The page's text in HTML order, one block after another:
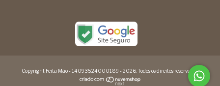
Copyright Feita Mão - 14093524000189 - 2026. Todos os direitos reservados.